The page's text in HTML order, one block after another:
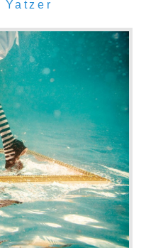
Yatzer